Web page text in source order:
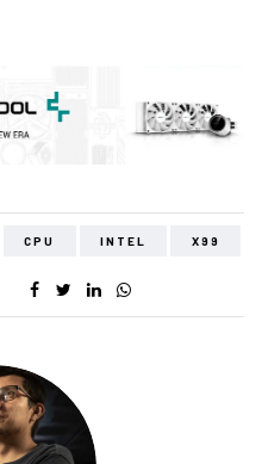
CPU INTEL X99